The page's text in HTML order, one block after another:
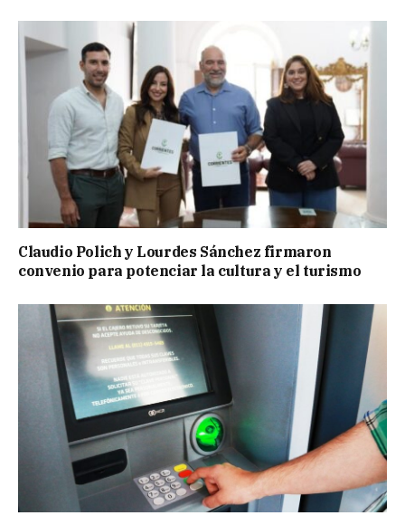
Claudio Polich y Lourdes Sánchez firmaron
convenio para potenciar la cultura y el turismo